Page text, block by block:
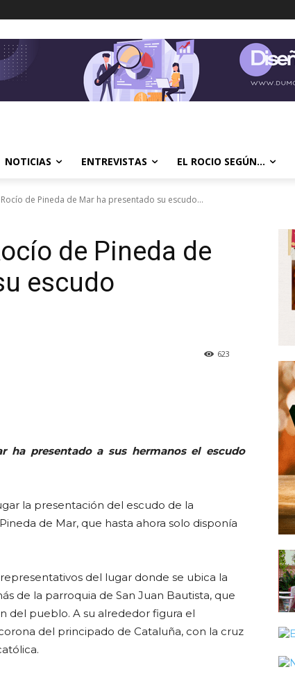
NOTICIAS ENTREVISTAS EL ROCIO SEGÚN…
de Pineda de Mar ha presentado su escudo...
de Pineda de
escudo
623
ha presentado a sus hermanos el escudo
la presentación del escudo de la
de Mar, que hasta ahora solo disponía
del lugar donde se ubica la
de la parroquia de San Juan Bautista, que
del pueblo. A su alrededor figura el
del principado de Cataluña, con la cruz